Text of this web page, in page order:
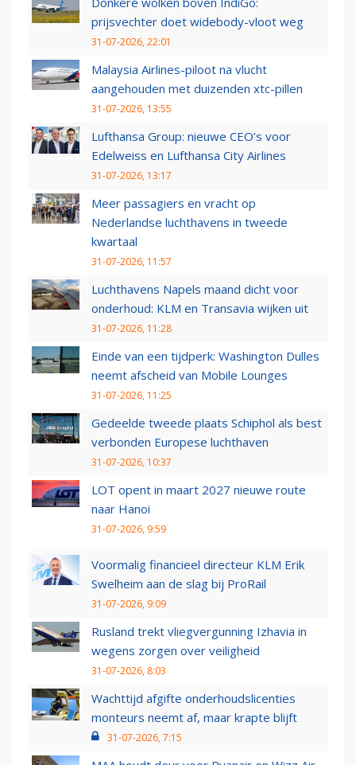
prijsvechter doet widebody-vloot weg
31-07-2026, 22:01
Malaysia Airlines-piloot na vlucht
aangehouden met duizenden xtc-pillen
31-07-2026, 13:55
Lufthansa Group: nieuwe CEO’s voor
Edelweiss en Lufthansa City Airlines
31-07-2026, 13:17
Meer passagiers en vracht op
Nederlandse luchthavens in tweede
kwartaal
31-07-2026, 11:57
Luchthavens Napels maand dicht voor
onderhoud: KLM en Transavia wijken uit
31-07-2026, 11:28
Einde van een tijdperk: Washington Dulles
neemt afscheid van Mobile Lounges
31-07-2026, 11:25
Gedeelde tweede plaats Schiphol als best
verbonden Europese luchthaven
31-07-2026, 10:37
LOT opent in maart 2027 nieuwe route
naar Hanoi
31-07-2026, 9:59
Voormalig financieel directeur KLM Erik
Swelheim aan de slag bij ProRail
31-07-2026, 9:09
Rusland trekt vliegvergunning Izhavia in
wegens zorgen over veiligheid
31-07-2026, 8:03
Wachttijd afgifte onderhoudslicenties
monteurs neemt af, maar krapte blijft
31-07-2026, 7:15